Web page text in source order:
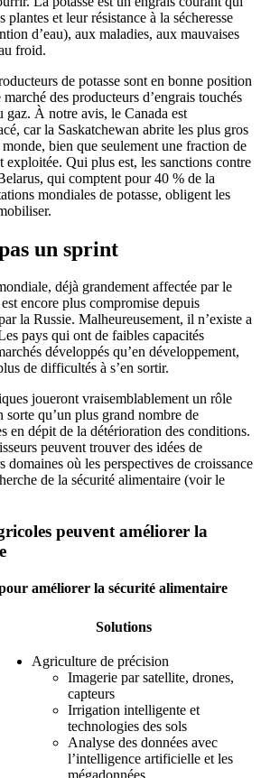
et leur résistance à la sécheresse
d’eau), aux maladies, aux mauvaises
froid.
de potasse sont en bonne position
des producteurs d’engrais touchés
gaz. À notre avis, le Canada est
car la Saskatchewan abrite les plus gros
monde, bien que seulement une fraction de
exploitée. Qui plus est, les sanctions contre
qui comptent pour 40 % de la
mondiales de potasse, obligent les
un sprint
déjà grandement affectée par le
encore plus compromise depuis
la Russie. Malheureusement, il n’existe a
pays qui ont de faibles capacités
développés qu’en développement,
de difficultés à s’en sortir.
joueront vraisemblablement un rôle
sorte qu’un plus grand nombre de
en dépit de la détérioration des conditions.
peuvent trouver des idées de
domaines où les perspectives de croissance
de la sécurité alimentaire (voir le
peuvent améliorer la
améliorer la sécurité alimentaire
Solutions
Agriculture de précision
Imagerie par satellite, drones,
capteurs
Irrigation intelligente et
technologies des sols
Analyse des données avec
l’intelligence artificielle et les
mégadonnées